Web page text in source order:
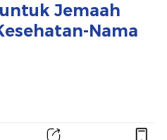
Jemaah
Nama